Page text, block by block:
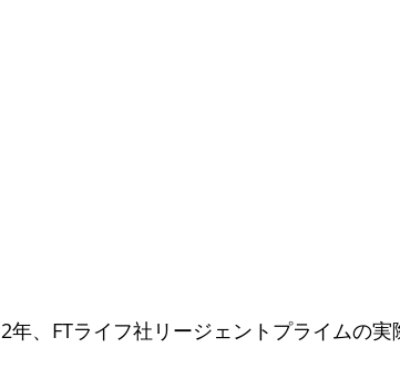
、FTライフ社リージェントプライムの実